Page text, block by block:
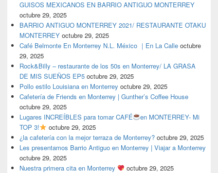
GUISOS MEXICANOS EN BARRIO ANTIGUO MONTERREY
octubre 29, 2025
BARRIO ANTIGUO MONTERREY 2021/ RESTAURANTE OTAKU
MONTERREY octubre 29, 2025
Café Belmonte En Monterrey N.L. México ｜En La Calle octubre
29, 2025
Rock&Billy – restaurante de los 50s en Monterrey/ LA GRASA
DE MIS SUEÑOS EP5 octubre 29, 2025
Pollo estilo Louisiana en Monterrey octubre 29, 2025
Cafetería de Friends en Monterrey | Gunther’s Coffee House
octubre 29, 2025
Lugares INCREÍBLES para tomar CAFÉ
en MONTERREY- Mi
TOP 3!
octubre 29, 2025
¿la cafetería con la mejor terraza de Monterrey? octubre 29, 2025
Les presentamos Barrio Antiguo en Monterrey | Viajar a Monterrey
octubre 29, 2025
Nuestra primera cita en Monterrey
octubre 29, 2025